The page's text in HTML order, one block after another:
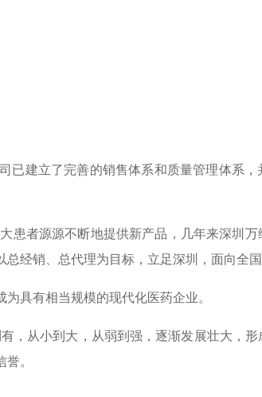
建立了完善的销售体系和质量管理体系，
者源源不断地提供新产品，几年来深圳万
总经销、总代理为目标，立足深圳，面向
为具有相当规模的现代化医药企业。
从小到大，从弱到强，逐渐发展壮大，形
誉。